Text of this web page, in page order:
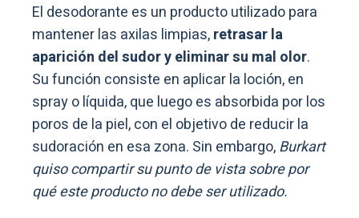
El desodorante es un producto utilizado para
mantener las axilas limpias,retrasar la
aparición del sudor y eliminar su mal olor.
Su función consiste en aplicar la loción, en
spray o líquida, que luego es absorbida por los
poros de la piel, con el objetivo de reducir la
sudoración en esa zona. Sin embargo,Burkart
quiso compartir su punto de vista sobre por
qué este producto no debe ser utilizado.